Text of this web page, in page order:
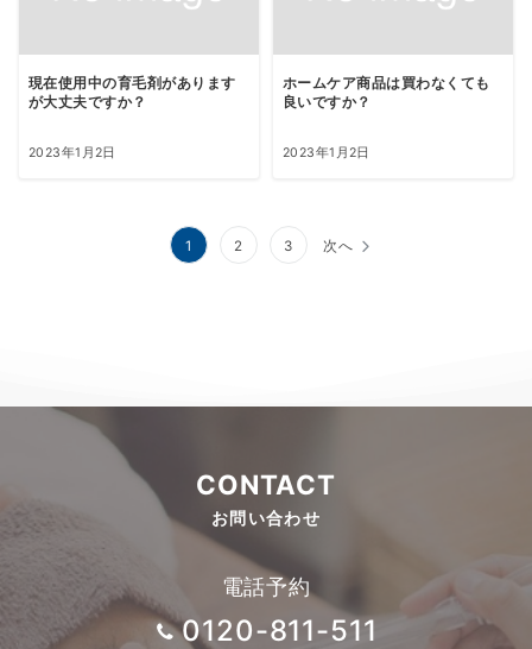
現在使用中の育毛剤があります
が大丈夫ですか？
2023年1月2日
ホームケア商品は買わなくても
良いですか？
2023年1月2日
ー
り
1 2 3 次へ
CONTACT
お問い合わせ
電話予約
0120-811-511